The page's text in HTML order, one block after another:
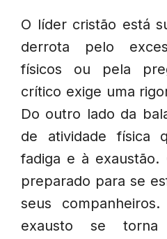
O líder cristão está
derrota pelo
físicos ou pela
crítico exige uma
Do outro lado da
de atividade física
fadiga e à
preparado para se
seus
exausto se